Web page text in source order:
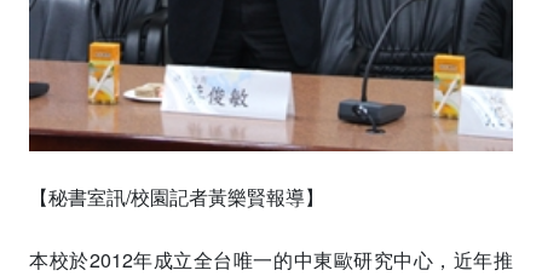
【秘書室訊/校園記者黃樂賢報導】
本校於2012年成立全台唯一的中東歐研究中心，近年推